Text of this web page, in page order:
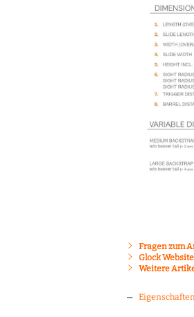
Fragen zum
Glock Website
Weitere